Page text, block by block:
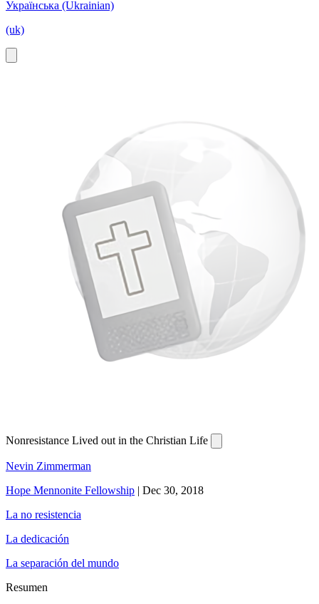
Українська (Ukrainian)
(uk)
Nonresistance Lived out in the Christian Life
Nevin Zimmerman
Hope Mennonite Fellowship | Dec 30, 2018
La no resistencia
La dedicación
La separación del mundo
Resumen